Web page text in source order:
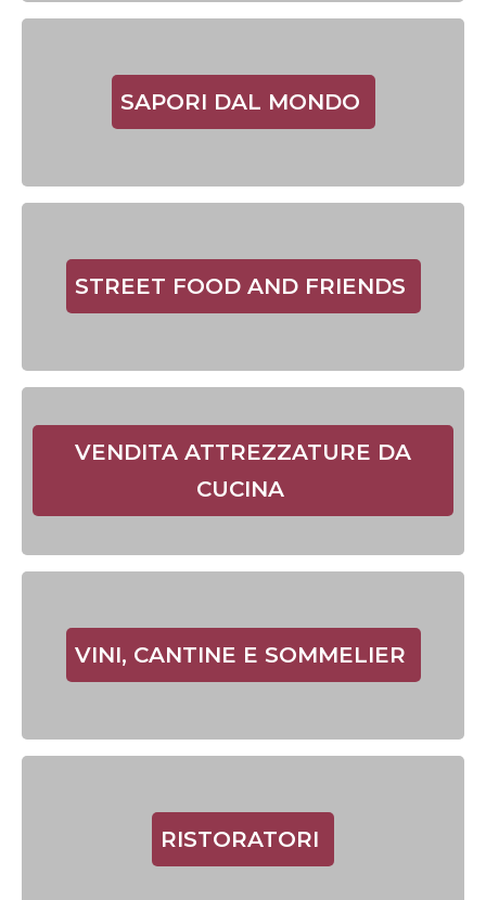
SAPORI DAL MONDO
STREET FOOD AND FRIENDS
VENDITA ATTREZZATURE DA
CUCINA
VINI, CANTINE E SOMMELIER
RISTORATORI